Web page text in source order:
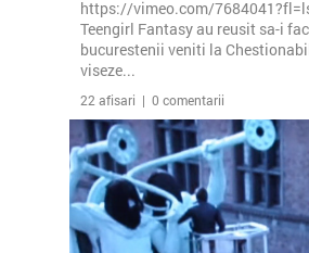
https://vimeo.com/
Teengirl Fantasy au reusit sa-i
bucurestenii veniti la
viseze...
22 afisari | 0 comentarii